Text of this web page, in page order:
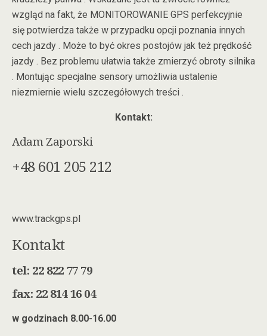
wzgląd na fakt, że MONITOROWANIE GPS perfekcyjnie
się potwierdza także w przypadku opcji poznania innych
cech jazdy . Może to być okres postojów jak też prędkość
jazdy . Bez problemu ułatwia także zmierzyć obroty silnika
. Montując specjalne sensory umożliwia ustalenie
niezmiernie wielu szczegółowych treści .
Kontakt:
Adam Zaporski
+48 601 205 212
www.trackgps.pl
Kontakt
tel: 22 822 77 79
fax: 22 814 16 04
w godzinach 8.00-16.00